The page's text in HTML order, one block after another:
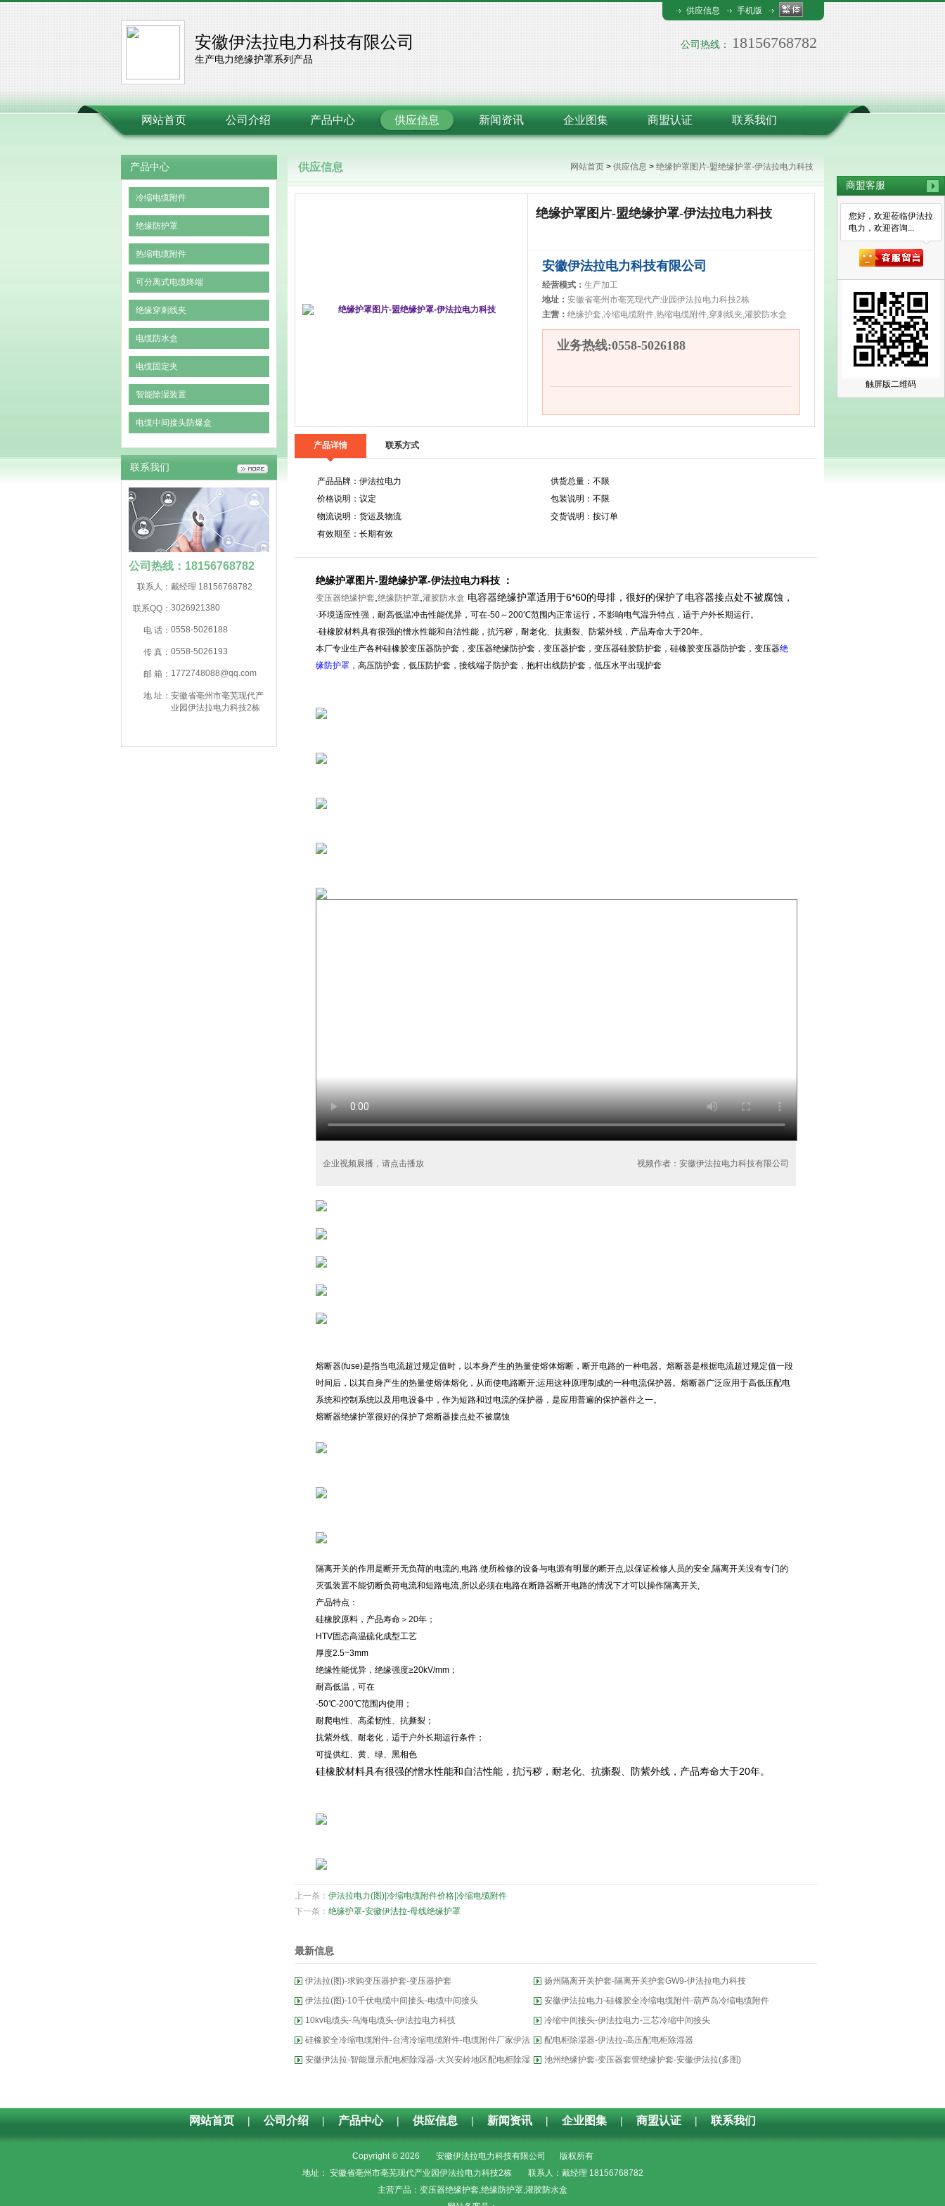
商盟客服
您好，欢迎莅临伊法拉
电力，欢迎咨询...
触屏版二维码
供应信息 手机版
安徽伊法拉电力科技有限公司
生产电力绝缘护罩系列产品
公司热线： 18156768782
网站首页 公司介绍 产品中心 供应信息 新闻资讯 企业图集 商盟认证 联系我们
产品中心
冷缩电缆附件
绝缘防护罩
热缩电缆附件
可分离式电缆终端
绝缘穿刺线夹
电缆防水盒
电缆固定夹
智能除湿装置
电缆中间接头防爆盒
联系我们
公司热线：18156768782
联系人： 戴经理 18156768782
联系QQ： 3026921380
电 话： 0558-5026188
传 真： 0558-5026193
邮 箱： 1772748088@qq.com
地 址： 安徽省亳州市亳芜现代产
业园伊法拉电力科技2栋
网站首页 > 供应信息 > 绝缘护罩图片-盟绝缘护罩-伊法拉电力科技
供应信息
绝缘护罩图片-盟绝缘护罩-伊法拉电力科技
安徽伊法拉电力科技有限公司
经营模式： 生产加工
地址： 安徽省亳州市亳芜现代产业园伊法拉电力科技2栋
主营： 绝缘护套,冷缩电缆附件,热缩电缆附件,穿刺线夹,灌胶防水盒
业务热线:0558-5026188
产品详情 联系方式
产品品牌：伊法拉电力
供货总量：不限
价格说明：议定
包装说明：不限
物流说明：货运及物流
交货说明：按订单
有效期至：长期有效
绝缘护罩图片-盟绝缘护罩-伊法拉电力科技 ：
变压器绝缘护套 绝缘防护罩 灌胶防水盒 电容器绝缘护罩适用于6*60的母排，很好的保护了电容器接点处不被腐蚀，
·环境适应性强，耐高低温冲击性能优异，可在-50～200℃范围内正常运行，不影响电气温升特点，适于户外长期运行。
·硅橡胶材料具有很强的憎水性能和自洁性能，抗污秽，耐老化、抗撕裂、防紫外线，产品寿命大于20年。
本厂专业生产各种硅橡胶变压器防护套，变压器绝缘防护套，变压器护套，变压器硅胶防护套，硅橡胶变压器防护套，变压器绝
缘防护罩 ，高压防护套，低压防护套，接线端子防护套，抱杆出线防护套，低压水平出现护套
企业视频展播，请点击播放 视频作者：安徽伊法拉电力科技有限公司
熔断器(fuse)是指当电流超过规定值时，以本身产生的热量使熔体熔断，断开电路的一种电器。熔断器是根据电流超过规定值一段
时间后，以其自身产生的热量使熔体熔化，从而使电路断开;运用这种原理制成的一种电流保护器。熔断器广泛应用于高低压配电
系统和控制系统以及用电设备中，作为短路和过电流的保护器，是应用普遍的保护器件之一。
熔断器绝缘护罩很好的保护了熔断器接点处不被腐蚀
隔离开关的作用是断开无负荷的电流的,电路.使所检修的设备与电源有明显的断开点,以保证检修人员的安全,隔离开关没有专门的
灭弧装置不能切断负荷电流和短路电流,所以必须在电路在断路器断开电路的情况下才可以操作隔离开关,
产品特点：
硅橡胶原料，产品寿命＞20年；
HTV固态高温硫化成型工艺
厚度2.5~3mm
绝缘性能优异，绝缘强度≥20kV/mm；
耐高低温，可在
‐50℃-200℃范围内使用；
耐爬电性、高柔韧性、抗撕裂；
抗紫外线、耐老化，适于户外长期运行条件；
可提供红、黄、绿、黑相色
硅橡胶材料具有很强的憎水性能和自洁性能，抗污秽，耐老化、抗撕裂、防紫外线，产品寿命大于20年。
上一条： 伊法拉电力(图)|冷缩电缆附件价格|冷缩电缆附件
下一条： 绝缘护罩-安徽伊法拉-母线绝缘护罩
最新信息
伊法拉(图)-求购变压器护套-变压器护套
扬州隔离开关护套-隔离开关护套GW9-伊法拉电力科技
伊法拉(图)-10千伏电缆中间接头-电缆中间接头
安徽伊法拉电力-硅橡胶全冷缩电缆附件-葫芦岛冷缩电缆附件
10kv电缆头-乌海电缆头-伊法拉电力科技
冷缩中间接头-伊法拉电力-三芯冷缩中间接头
硅橡胶全冷缩电缆附件-台湾冷缩电缆附件-电缆附件厂家伊法
拉
配电柜除湿器-伊法拉-高压配电柜除湿器
安徽伊法拉-智能显示配电柜除湿器-大兴安岭地区配电柜除湿
池州绝缘护套-变压器套管绝缘护套-安徽伊法拉(多图)
网站首页 | 公司介绍 | 产品中心 | 供应信息 | 新闻资讯 | 企业图集 | 商盟认证 | 联系我们
Copyright © 2026 安徽伊法拉电力科技有限公司
版权所有
地址： 安徽省亳州市亳芜现代产业园伊法拉电力科技2栋
联系人：戴经理 18156768782
主营产品：变压器绝缘护套,绝缘防护罩,灌胶防水盒